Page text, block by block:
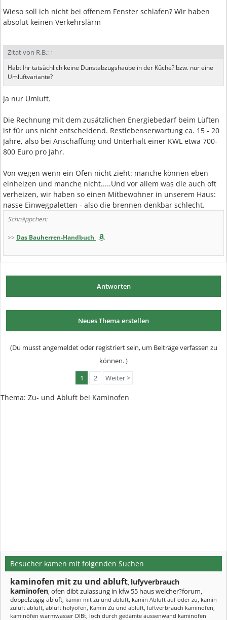
Wieso soll ich nicht bei offenem Fenster schlafen? Wir haben
absolut keinen Verkehrslärm
Zitat von R.B.: ↑
Habt Ihr tatsächlich keine Dunstabzugshaube in der Küche? bzw. nur eine
Umluftvariante?
Ja nur Umluft.
Die Rechnung mit dem zusätzlichen Energiebedarf beim Lüften
ist für uns nicht entscheidend. Restlebenserwartung ca. 15 - 20
Jahre, also bei Anschaffung und Unterhalt einer KWL etwa 700-
800 Euro pro Jahr.
Von wegen wenn ein Ofen nicht zieht: manche können eben
einheizen und manche nicht.....Und vor allem was die auch oft
verheizen, wir haben so einen Mitbewohner in unserem Haus:
nasse Einwegpaletten - also die brennen denkbar schlecht.
Schnäppchen:
>> Das Bauherren-Handbuch
Antworten
Neues Thema erstellen
(Du musst angemeldet oder registriert sein, um Beiträge verfassen zu
können. )
1
2 Weiter >
Thema: Zu- und Abluft bei Kaminofen
Besucher kamen mit folgenden Suchen
kaminofen mit zu und abluft, lufyverbrauch
kaminofen, ofen dibt zulassung in kfw 55 haus welcher?forum,
doppelzugig abluft, kamin mit zu und abluft, kamin Abluft auf oder zu, kamin
zuluft abluft, abluft holyofen, Kamin Zu und abluft, luftverbrauch kaminofen,
kaminöfen warmwasser DIBt, loch durch gedämte aussenwand kaminofen